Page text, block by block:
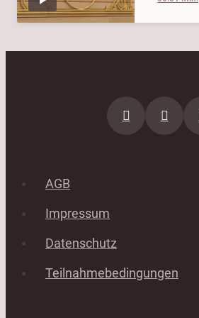
AGB
Impressum
Datenschutz
Teilnahmebedingungen